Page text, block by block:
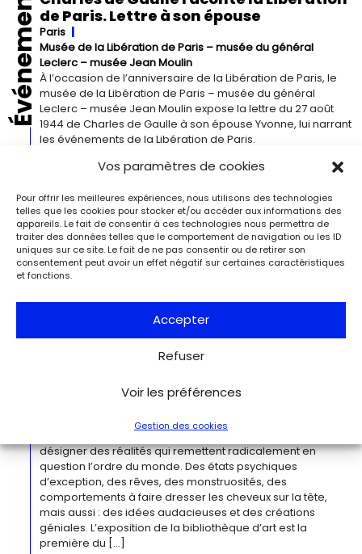
Vos paramètres de cookies
Pour offrir les meilleures expériences, nous utilisons des technologies
telles que les cookies pour stocker et/ou accéder aux informations des
appareils. Le fait de consentir à ces technologies nous permettra de
traiter des données telles que le comportement de navigation ou les ID
uniques sur ce site. Le fait de ne pas consentir ou de retirer son
consentement peut avoir un effet négatif sur certaines caractéristiques
et fonctions.
Accepter
Refuser
Voir les préférences
Gestion des cookies
Événementsde Paris. Lettre à son épouse
Paris
Musée de la Libération de Paris – musée du général
Leclerc – musée Jean Moulin
À l’occasion de l’anniversaire de la Libération de Paris, le
musée de la Libération de Paris – musée du général
Leclerc – musée Jean Moulin expose la lettre du 27 août
1944 de Charles de Gaulle à son épouse Yvonne, lui narrant
les événements de la Libération de Paris.
Georgia O’Keeffe. Architecture
Detroit
Detroit Institute of Arts
« Georgia O’Keeffe. Architecture » est une exposition
novatrice qui présente environ 35 peintures architecturales
réalisées entre les années 1920 et 1960. Pionnière de l’art
moderne, O’Keeffe a célébré la beauté et la complexité
l’artiste a puisé son inspiration dans […]
Bizarre ! L’histoire de l’art du mot le
plus fou du monde
Kulturforum
Depuis la Renaissance, « bizarre » est le terme ultime pour
désigner des réalités qui remettent radicalement en
question l’ordre du monde. Des états psychiques
d’exception, des rêves, des monstruosités, des
comportements à faire dresser les cheveux sur la tête,
mais aussi : des idées audacieuses et des créations
géniales. L’exposition de la bibliothèque d’art est la
première du […]